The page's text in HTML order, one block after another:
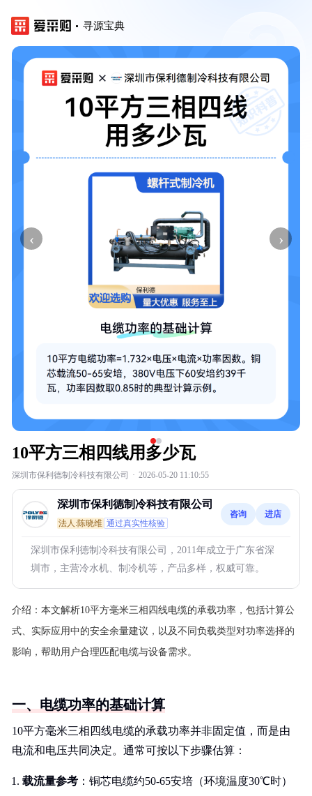
寻源宝典
‹ ›
10平方三相四线用多少瓦
深圳市保利德制冷科技有限公司 · 2026-05-20 11:10:55
深圳市保利德制冷科技有限公司
法人:陈晓维 通过真实性核验
咨询 进店
深圳市保利德制冷科技有限公司，2011年成立于广东省深
圳市，主营冷水机、制冷机等，产品多样，权威可靠。
介绍： 本文解析10平方毫米三相四线电缆的承载功率，包括计算公
式、实际应用中的安全余量建议，以及不同负载类型对功率选择的
影响，帮助用户合理匹配电缆与设备需求。
一、电缆功率的基础计算
10平方毫米三相四线电缆的承载功率并非固定值，而是由
电流和电压共同决定。通常可按以下步骤估算：
载流量参考 ：铜芯电缆约50-65安培（环境温度30℃时）